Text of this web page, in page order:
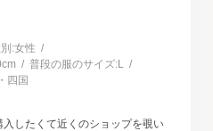
:女性
普段の服のサイズ:L
四国
したくて近くのショップを覗い